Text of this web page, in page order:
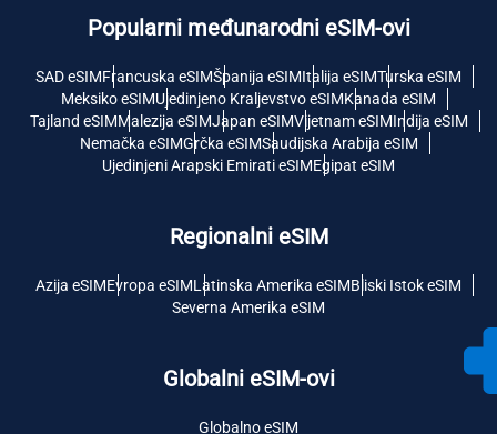
Popularni međunarodni eSIM-ovi
SAD eSIMFrancuska eSIMŠpanija eSIMItalija eSIMTurska eSIM
Meksiko eSIMUjedinjeno Kraljevstvo eSIMKanada eSIM
Tajland eSIMMalezija eSIMJapan eSIMVijetnam eSIMIndija eSIM
Nemačka eSIMGrčka eSIMSaudijska Arabija eSIM
Ujedinjeni Arapski Emirati eSIMEgipat eSIM
Regionalni eSIM
Azija eSIMEvropa eSIMLatinska Amerika eSIMBliski Istok eSIM
Severna Amerika eSIM
Globalni eSIM-ovi
Globalno eSIM